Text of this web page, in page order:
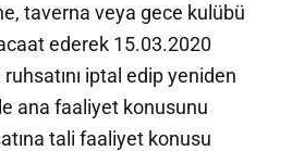
taverna veya gece kulübü
ederek 15.03.2020
iptal edip yeniden
ana faaliyet konusunu
tali faaliyet konusu